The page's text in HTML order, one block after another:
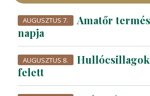
AUGUSZTUS 7.
Amatőr
napja
AUGUSZTUS 8.
Hullócsillagok
felett